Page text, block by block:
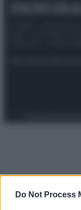
Do Not Process